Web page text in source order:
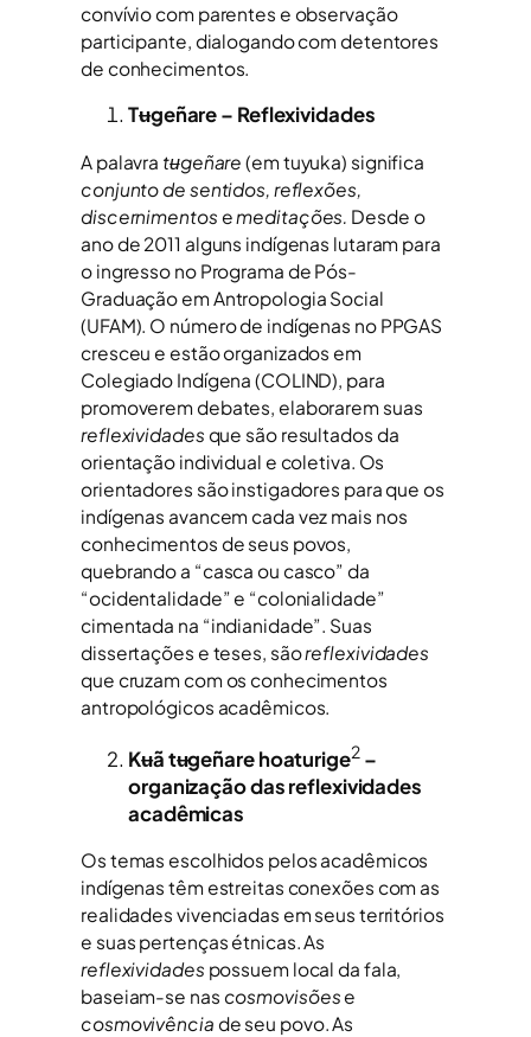
convívio com parentes e observação
participante, dialogando com detentores
de conhecimentos.
Tʉgeñare – Reflexividades
A palavra tʉgeñare(em tuyuka) significa
conjunto de sentidos, reflexões,
discernimentos emeditações. Desde o
ano de 2011 alguns indígenas lutaram para
o ingresso no Programa de Pós-
Graduação em Antropologia Social
(UFAM). O número de indígenas no PPGAS
cresceu e estão organizados em
Colegiado Indígena (COLIND), para
promoverem debates, elaborarem suas
reflexividades que são resultados da
orientação individual e coletiva. Os
orientadores são instigadores para que os
indígenas avancem cada vez mais nos
conhecimentos de seus povos,
quebrando a “casca ou casco” da
“ocidentalidade” e “colonialidade”
cimentada na “indianidade”. Suas
dissertações e teses, sãoreflexividades
que cruzam com os conhecimentos
antropológicos acadêmicos.
Kʉã tʉgeñare hoaturige2 –
organização das reflexividades
acadêmicas
Os temas escolhidos pelos acadêmicos
indígenas têm estreitas conexões com as
realidades vivenciadas em seus territórios
e suas pertenças étnicas. As
reflexividades possuem local da fala,
baseiam-se nas cosmovisõese
cosmovivência de seu povo. As